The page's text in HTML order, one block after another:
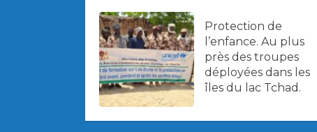
Protection de
l’enfance. Au plus
près des troupes
déployées dans les
îles du lac Tchad.